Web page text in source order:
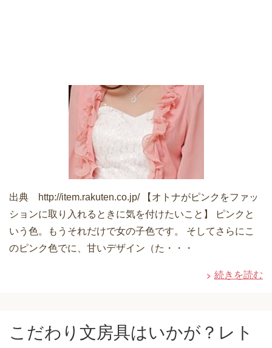
出典 http://item.rakuten.co.jp/ 【オトナがピンクをファッ
ションに取り入れるときに気を付けたいこと】 ピンクと
いう色。もうそれだけで女の子色です。 そしてさらにこ
のピンク色でに、甘いデザイン（た・・・
続きを読む
こだわり文房具はいかが？レト